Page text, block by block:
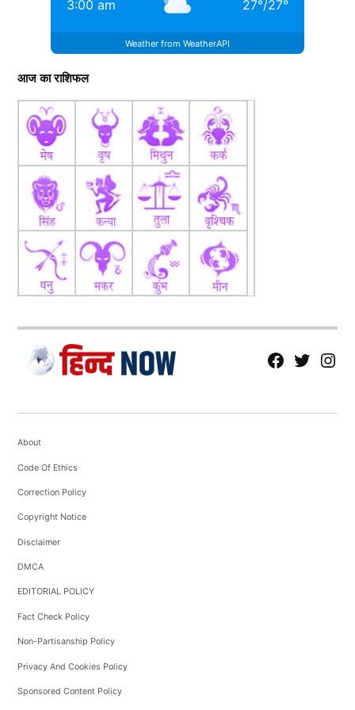
3:00 am 27°/27°
Weather from WeatherAPI
आज का राशिफल
fb Tw tw
About
Code Of Ethics
Correction Policy
Copyright Notice
Disclaimer
DMCA
EDITORIAL POLICY
Fact Check Policy
Non-Partisanship Policy
Privacy And Cookies Policy
Sponsored Content Policy